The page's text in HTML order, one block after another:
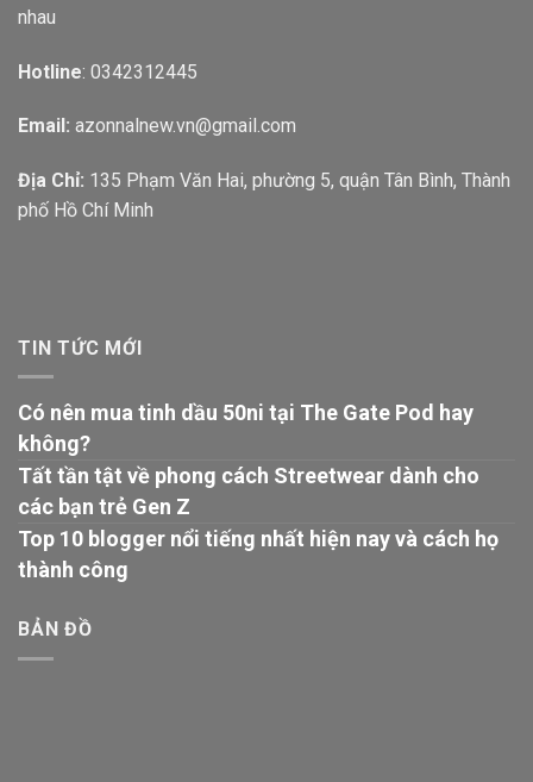
nhau
Hotline: 0342312445
Email: azonnalnew.vn@gmail.com
Địa Chỉ: 135 Phạm Văn Hai, phường 5, quận Tân Bình, Thành
phố Hồ Chí Minh
TIN TỨC MỚI
Có nên mua tinh dầu 50ni tại The Gate Pod hay
không?
Tất tần tật về phong cách Streetwear dành cho
các bạn trẻ Gen Z
Top 10 blogger nổi tiếng nhất hiện nay và cách họ
thành công
BẢN ĐỒ